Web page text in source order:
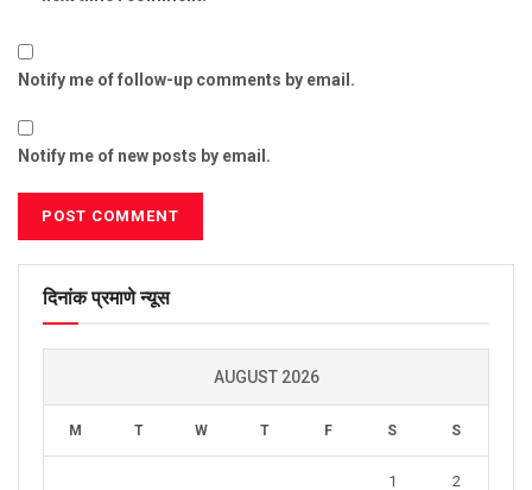
Notify me of follow-up comments by email.
Notify me of new posts by email.
दिनांक प्रमाणे न्यूस
AUGUST 2026
M T W T F S S
1 2